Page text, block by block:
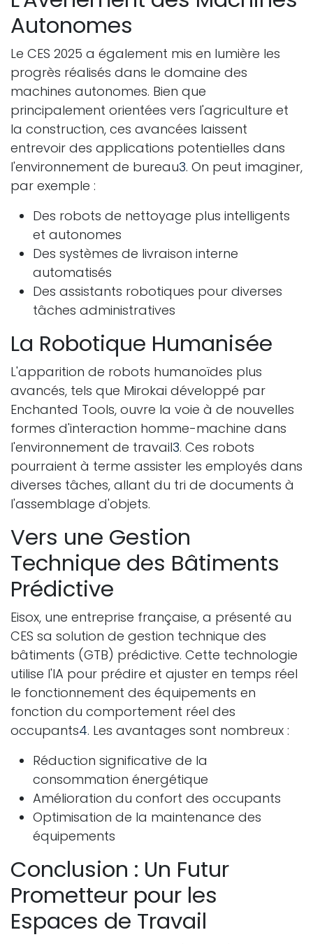
Autonomes
Le CES 2025 a également mis en lumière les
progrès réalisés dans le domaine des
machines autonomes. Bien que
principalement orientées vers l'agriculture et
la construction, ces avancées laissent
entrevoir des applications potentielles dans
l'environnement de bureau3. On peut imaginer,
par exemple :
Des robots de nettoyage plus intelligents
et autonomes
Des systèmes de livraison interne
automatisés
Des assistants robotiques pour diverses
tâches administratives
La Robotique Humanisée
L'apparition de robots humanoïdes plus
avancés, tels que Mirokai développé par
Enchanted Tools, ouvre la voie à de nouvelles
formes d'interaction homme-machine dans
l'environnement de travail3. Ces robots
pourraient à terme assister les employés dans
diverses tâches, allant du tri de documents à
l'assemblage d'objets.
Vers une Gestion
Technique des Bâtiments
Prédictive
Eisox, une entreprise française, a présenté au
CES sa solution de gestion technique des
bâtiments (GTB) prédictive. Cette technologie
utilise l'IA pour prédire et ajuster en temps réel
le fonctionnement des équipements en
fonction du comportement réel des
occupants4. Les avantages sont nombreux :
Réduction significative de la
consommation énergétique
Amélioration du confort des occupants
Optimisation de la maintenance des
équipements
Conclusion : Un Futur
Prometteur pour les
Espaces de Travail